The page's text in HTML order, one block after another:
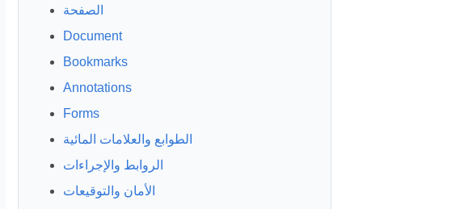
الصفحة
Document
Bookmarks
Annotations
Forms
الطوابع والعلامات المائية
الروابط والإجراءات
الأمان والتوقيعات